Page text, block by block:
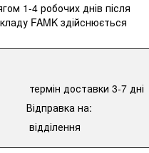
1-4 робочих днів після
FAMK здійснюється
термін доставки 3-7 дні
Відправка на:
відділення